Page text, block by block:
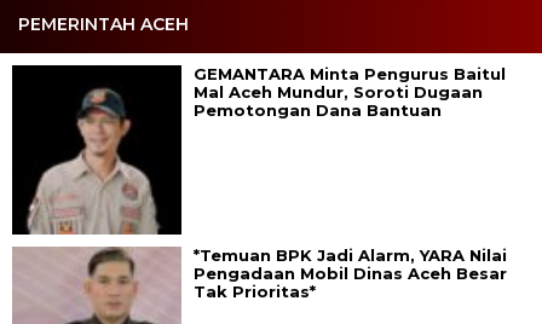
PEMERINTAH ACEH
GEMANTARA Minta Pengurus Baitul
Mal Aceh Mundur, Soroti Dugaan
Pemotongan Dana Bantuan
*Temuan BPK Jadi Alarm, YARA Nilai
Pengadaan Mobil Dinas Aceh Besar
Tak Prioritas*